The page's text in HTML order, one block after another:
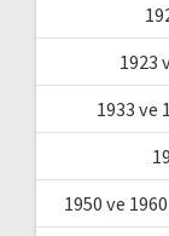
1923
1933 ve
1950 ve